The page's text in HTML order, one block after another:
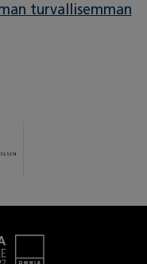
turvallisemman